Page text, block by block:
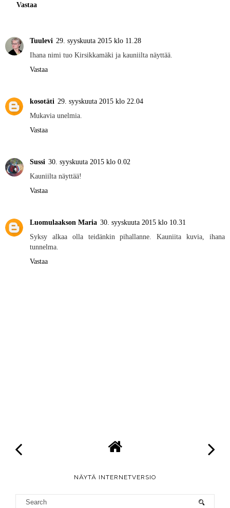
Vastaa
Tuulevi 29. syyskuuta 2015 klo 11.28
Ihana nimi tuo Kirsikkamäki ja kauniilta näyttää.
Vastaa
kosotäti 29. syyskuuta 2015 klo 22.04
Mukavia unelmia.
Vastaa
Sussi 30. syyskuuta 2015 klo 0.02
Kauniilta näyttää!
Vastaa
Luomulaakson Maria 30. syyskuuta 2015 klo 10.31
Syksy alkaa olla teidänkin pihallanne. Kauniita kuvia, ihana
tunnelma.
Vastaa
NÄYTÄ INTERNETVERSIO